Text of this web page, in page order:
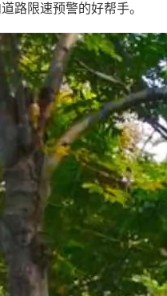
路限速预警的好帮手。